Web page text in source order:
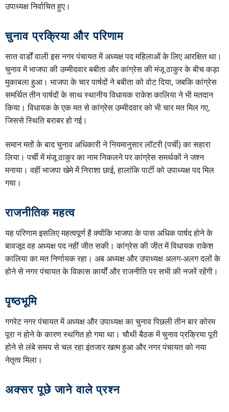
उपाध्यक्ष निर्वाचित हुए।
चुनाव प्रक्रिया और परिणाम
सात वार्डों वाली इस नगर पंचायत में अध्यक्ष पद महिलाओं के लिए आरक्षित था।
चुनाव में भाजपा की उम्मीदवार बबीता और कांग्रेस की मंजू ठाकुर के बीच कड़ा
मुकाबला हुआ। भाजपा के चार पार्षदों ने बबीता को वोट दिया, जबकि कांग्रेस
समर्थित तीन पार्षदों के साथ स्थानीय विधायक राकेश कालिया ने भी मतदान
किया। विधायक के एक मत से कांग्रेस उम्मीदवार को भी चार मत मिल गए,
जिससे स्थिति बराबर हो गई।
समान मतों के बाद चुनाव अधिकारी ने नियमानुसार लॉटरी (पर्ची) का सहारा
लिया। पर्ची में मंजू ठाकुर का नाम निकलने पर कांग्रेस समर्थकों ने जश्न
मनाया। वहीं भाजपा खेमे में निराशा छाई, हालांकि पार्टी को उपाध्यक्ष पद मिल
गया।
राजनीतिक महत्व
यह परिणाम इसलिए महत्वपूर्ण है क्योंकि भाजपा के पास अधिक पार्षद होने के
बावजूद वह अध्यक्ष पद नहीं जीत सकी। कांग्रेस की जीत में विधायक राकेश
कालिया का मत निर्णायक रहा। अब अध्यक्ष और उपाध्यक्ष अलग-अलग दलों के
होने से नगर पंचायत के विकास कार्यों और राजनीति पर सभी की नजरें रहेंगी।
पृष्ठभूमि
गगरेट नगर पंचायत में अध्यक्ष और उपाध्यक्ष का चुनाव पिछली तीन बार कोरम
पूरा न होने के कारण स्थगित हो गया था। चौथी बैठक में चुनाव प्रक्रिया पूरी
होने से लंबे समय से चल रहा इंतजार खत्म हुआ और नगर पंचायत को नया
नेतृत्व मिला।
अक्सर पूछे जाने वाले प्रश्न